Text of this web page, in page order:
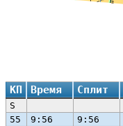
КП Время Сплит
S
55
9:56 9:56